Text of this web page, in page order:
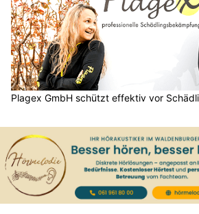
Plagex GmbH schützt effektiv vor